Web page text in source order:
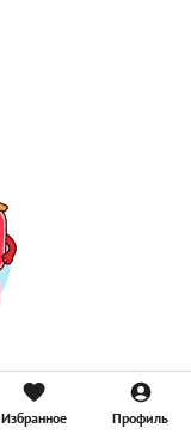
Избранное Профиль